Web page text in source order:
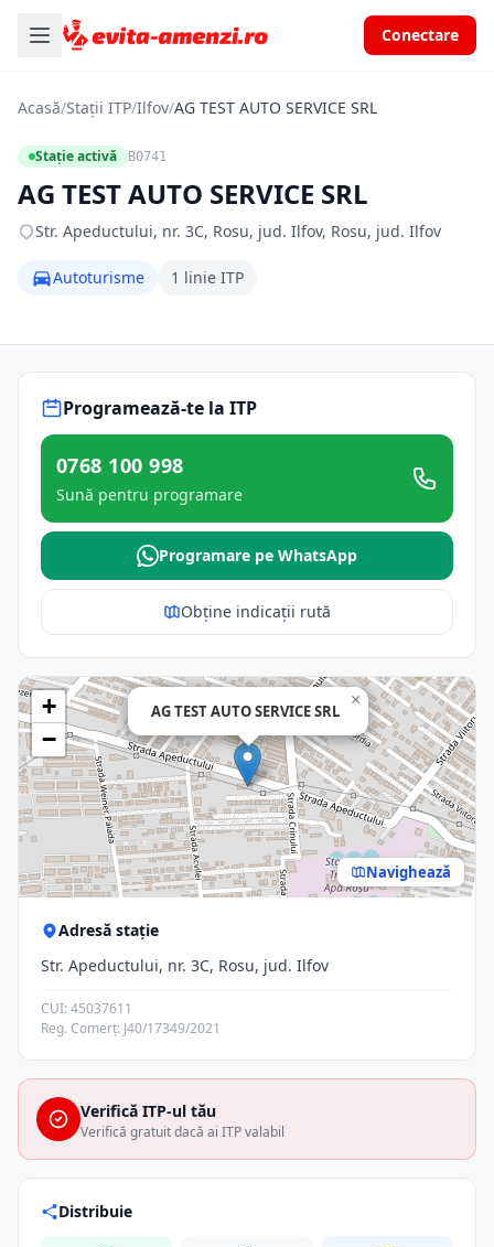
Conectare
Acasă/Stații ITP/Ilfov/AG TEST AUTO SERVICE SRL
Stație activă B0741
AG TEST AUTO SERVICE SRL
Str. Apeductului, nr. 3C, Rosu, jud. Ilfov, Rosu, jud. Ilfov
Autoturisme 1 linie ITP
Programează-te la ITP
0768 100 998
Sună pentru programare
Programare pe WhatsApp
Obține indicații rută
AG TEST AUTO SERVICE SRL
×
+
−
Navighează
Adresă stație
Str. Apeductului, nr. 3C, Rosu, jud. Ilfov
CUI: 45037611
Reg. Comerț: J40/17349/2021
Verifică ITP-ul tău
Verifică gratuit dacă ai ITP valabil
Distribuie